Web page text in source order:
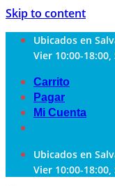
Skip to content
Ubicados en
Vier 10:00-
Carrito
Pagar
Mi Cuenta
Ubicados en
Vier 10:00-